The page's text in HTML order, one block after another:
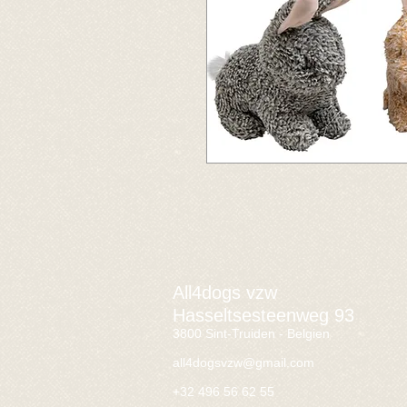
All4dogs vzw
Hasseltsesteenweg 93
3800 Sint-Truiden - Belgien
all4dogsvzw@gmail.com
+32 496 56 62 55